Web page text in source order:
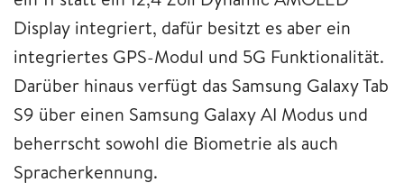
Display integriert, dafür besitzt es aber ein
integriertes GPS-Modul und 5G Funktionalität.
Darüber hinaus verfügt das Samsung Galaxy Tab
S9 über einen Samsung Galaxy AI Modus und
beherrscht sowohl die Biometrie als auch
Spracherkennung.